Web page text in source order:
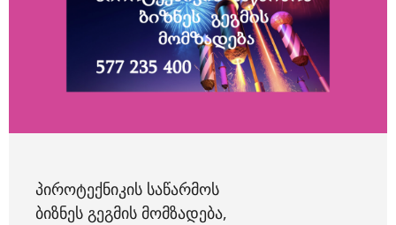
ᲞᲘᲠᲝᲢᲔᲥᲜᲘᲙᲘᲡ ᲡᲐᲬᲐᲠᲛᲝᲡ
ᲑᲘᲖᲜᲔᲡ ᲒᲔᲒᲛᲘᲡ ᲛᲝᲛᲖᲐᲓᲔᲑᲐ,